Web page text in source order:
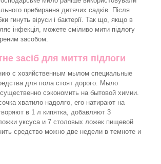
прибирання дитячих садків. Після
гинуть віруси і бактерії. Так що, якщо в
інфекція, можете сміливо мити підлогу
засобом.
засіб для миття підлоги
с хозяйственным мылом специальные
для пола стоят дорого. Мыло
сэкономить на бытовой химии.
хватило надолго, его натирают на
в 1 л кипятка, добавляют 3
уксуса и 7 столовых ложек пищевой
средство можно две недели в темноте и